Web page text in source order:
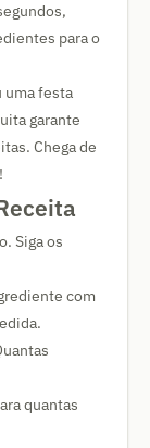
para o
uma festa
garante
Chega de
Siga os
com
quantas